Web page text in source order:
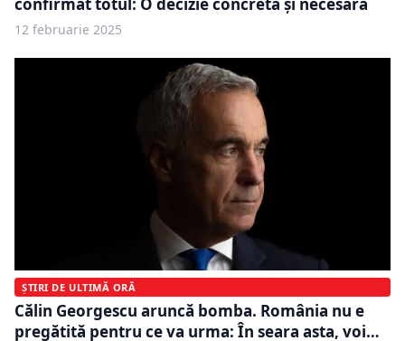
12 februarie 2025
ȘTIRI DE ULTIMĂ ORĂ
Călin Georgescu aruncă bomba. România nu e
pregătită pentru ce va urma: În seara asta, voi…